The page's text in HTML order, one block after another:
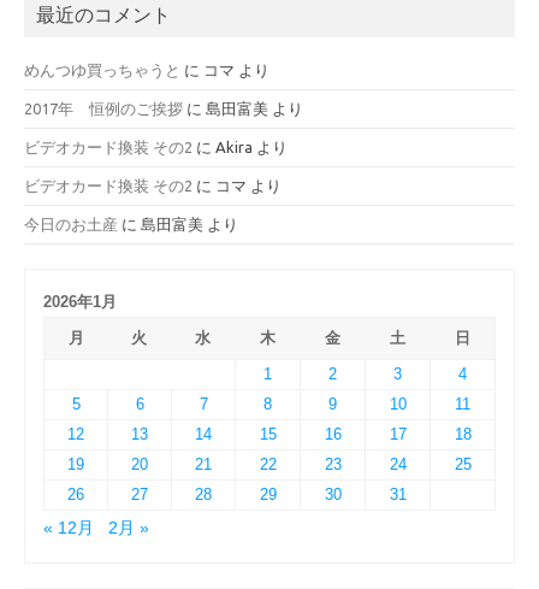
最近のコメント
めんつゆ買っちゃうと に コマ より
2017年 恒例のご挨拶 に 島田富美 より
ビデオカード換装 その2 に Akira より
ビデオカード換装 その2 に コマ より
今日のお土産 に 島田富美 より
2026年1月
月
火 水 木 金 土
日
1
2 3
4
5
6 7 8 9 10
11
12
13 14 15 16 17
18
19
20 21 22 23 24
25
26
27 28 29 30
31
« 12月
2月 »